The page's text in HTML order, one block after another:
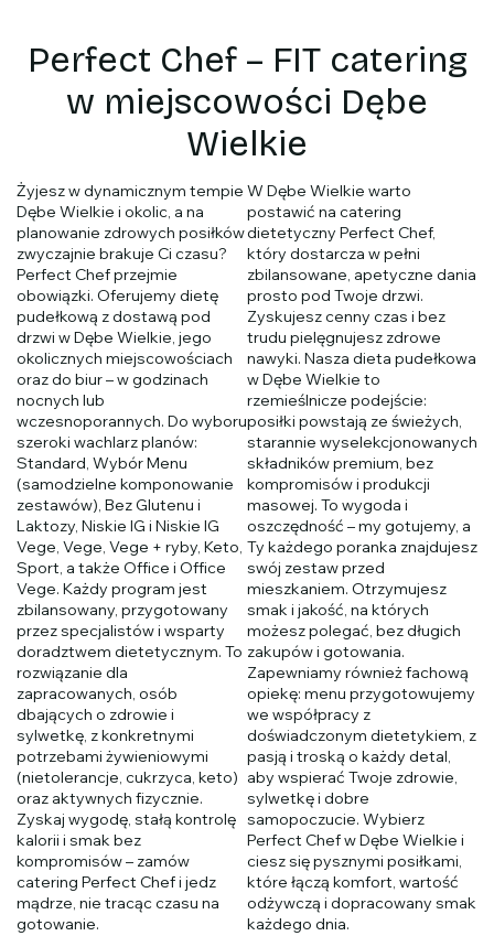
Perfect Chef – FIT catering
w miejscowości Dębe
Wielkie
Żyjesz w dynamicznym tempie
Dębe Wielkie i okolic, a na
planowanie zdrowych posiłków
zwyczajnie brakuje Ci czasu?
Perfect Chef przejmie
obowiązki. Oferujemy dietę
pudełkową z dostawą pod
drzwi w Dębe Wielkie, jego
okolicznych miejscowościach
oraz do biur – w godzinach
nocnych lub
wczesnoporannych. Do wyboru
szeroki wachlarz planów:
Standard, Wybór Menu
(samodzielne komponowanie
zestawów), Bez Glutenu i
Laktozy, Niskie IG i Niskie IG
Vege, Vege, Vege + ryby, Keto,
Sport, a także Office i Office
Vege. Każdy program jest
zbilansowany, przygotowany
przez specjalistów i wsparty
doradztwem dietetycznym. To
rozwiązanie dla
zapracowanych, osób
dbających o zdrowie i
sylwetkę, z konkretnymi
potrzebami żywieniowymi
(nietolerancje, cukrzyca, keto)
oraz aktywnych fizycznie.
Zyskaj wygodę, stałą kontrolę
kalorii i smak bez
kompromisów – zamów
catering Perfect Chef i jedz
mądrze, nie tracąc czasu na
gotowanie.
W Dębe Wielkie warto
postawić na catering
dietetyczny Perfect Chef,
który dostarcza w pełni
zbilansowane, apetyczne dania
prosto pod Twoje drzwi.
Zyskujesz cenny czas i bez
trudu pielęgnujesz zdrowe
nawyki. Nasza dieta pudełkowa
w Dębe Wielkie to
rzemieślnicze podejście:
posiłki powstają ze świeżych,
starannie wyselekcjonowanych
składników premium, bez
kompromisów i produkcji
masowej. To wygoda i
oszczędność – my gotujemy, a
Ty każdego poranka znajdujesz
swój zestaw przed
mieszkaniem. Otrzymujesz
smak i jakość, na których
możesz polegać, bez długich
zakupów i gotowania.
Zapewniamy również fachową
opiekę: menu przygotowujemy
we współpracy z
doświadczonym dietetykiem, z
pasją i troską o każdy detal,
aby wspierać Twoje zdrowie,
sylwetkę i dobre
samopoczucie. Wybierz
Perfect Chef w Dębe Wielkie i
ciesz się pysznymi posiłkami,
które łączą komfort, wartość
odżywczą i dopracowany smak
każdego dnia.